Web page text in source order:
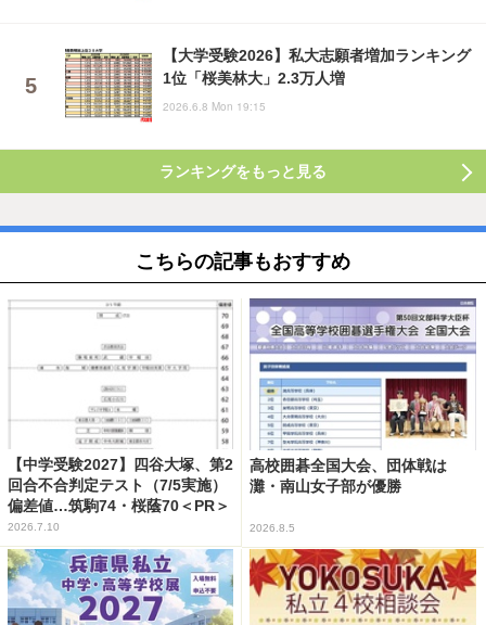
【大学受験2026】私大志願者増加ランキング
1位「桜美林大」2.3万人増
2026.6.8 Mon 19:15
ランキングをもっと見る
こちらの記事もおすすめ
【中学受験2027】四谷大塚、第2
回合不合判定テスト（7/5実施）
偏差値…筑駒74・桜蔭70＜PR＞
2026.7.10
高校囲碁全国大会、団体戦は
灘・南山女子部が優勝
2026.8.5